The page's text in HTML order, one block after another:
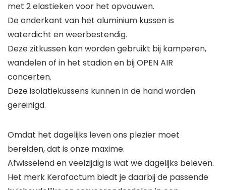
met 2 elastieken voor het opvouwen.
De onderkant van het aluminium kussen is
waterdicht en weerbestendig.
Deze zitkussen kan worden gebruikt bij kamperen,
wandelen of in het stadion en bij OPEN AIR
concerten.
Deze isolatiekussens kunnen in de hand worden
gereinigd.
Omdat het dagelijks leven ons plezier moet
bereiden, dat is onze maxime.
Afwisselend en veelzijdig is wat we dagelijks beleven.
Het merk Kerafactum biedt je daarbij de passende